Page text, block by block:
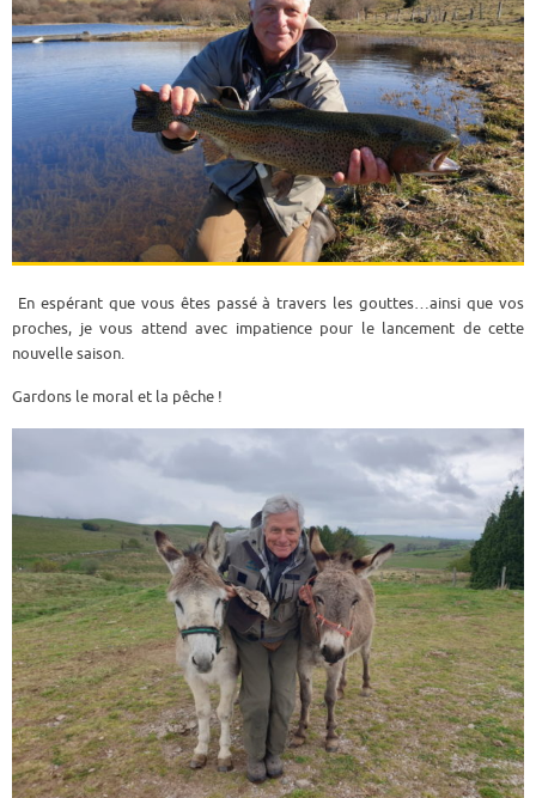
En espérant que vous êtes passé à travers les gouttes…ainsi que vos
proches, je vous attend avec impatience pour le lancement de cette
nouvelle saison.
Gardons le moral et la pêche !